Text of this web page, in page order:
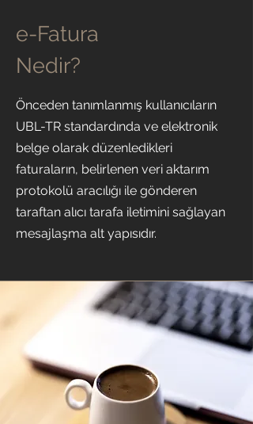
e-Fatura
Nedir?
Önceden tanımlanmış kullanıcıların
UBL-TR standardında ve elektronik
belge olarak düzenledikleri
faturaların, belirlenen veri aktarım
protokolü aracılığı ile gönderen
taraftan alıcı tarafa iletimini sağlayan
mesajlaşma alt yapısıdır.